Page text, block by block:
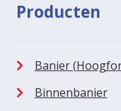
Producten
Banier
Binnenbanier